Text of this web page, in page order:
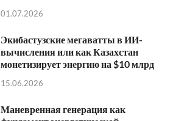
01.07.2026
Экибастузские мегаватты в ИИ-
вычисления или как Казахстан
монетизирует энергию на $10 млрд
15.06.2026
Маневренная генерация как